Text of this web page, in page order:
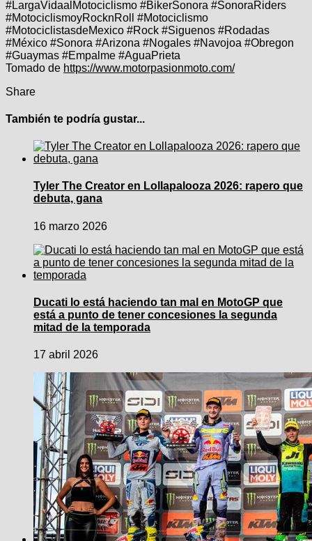
#LargaVidaalMotociclismo #BikerSonora #SonoraRiders
#MotociclismoyRocknRoll #Motociclismo
#MotociclistasdeMexico #Rock #Siguenos #Rodadas
#México #Sonora #Arizona #Nogales #Navojoa #Obregon
#Guaymas #Empalme #AguaPrieta
Tomado de https://www.motorpasionmoto.com/
Share
También te podría gustar...
Tyler The Creator en Lollapalooza 2026: rapero que
debuta, gana
16 marzo 2026
Ducati lo está haciendo tan mal en MotoGP que
está a punto de tener concesiones la segunda
mitad de la temporada
17 abril 2026